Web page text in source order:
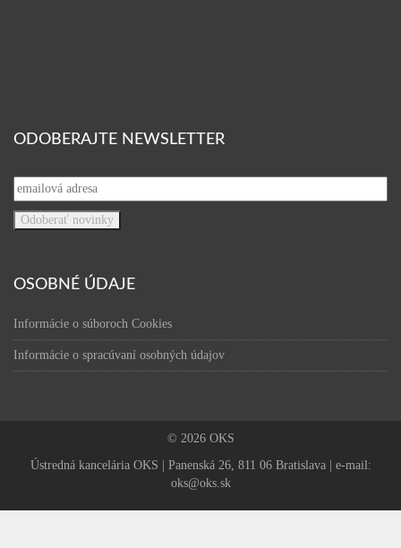
ODOBERAJTE NEWSLETTER
OSOBNÉ ÚDAJE
Informácie o súboroch Cookies
Informácie o spracúvaní osobných údajov
© 2026 OKS
Ústredná kancelária OKS | Panenská 26, 811 06 Bratislava | e-mail:
oks@oks.sk